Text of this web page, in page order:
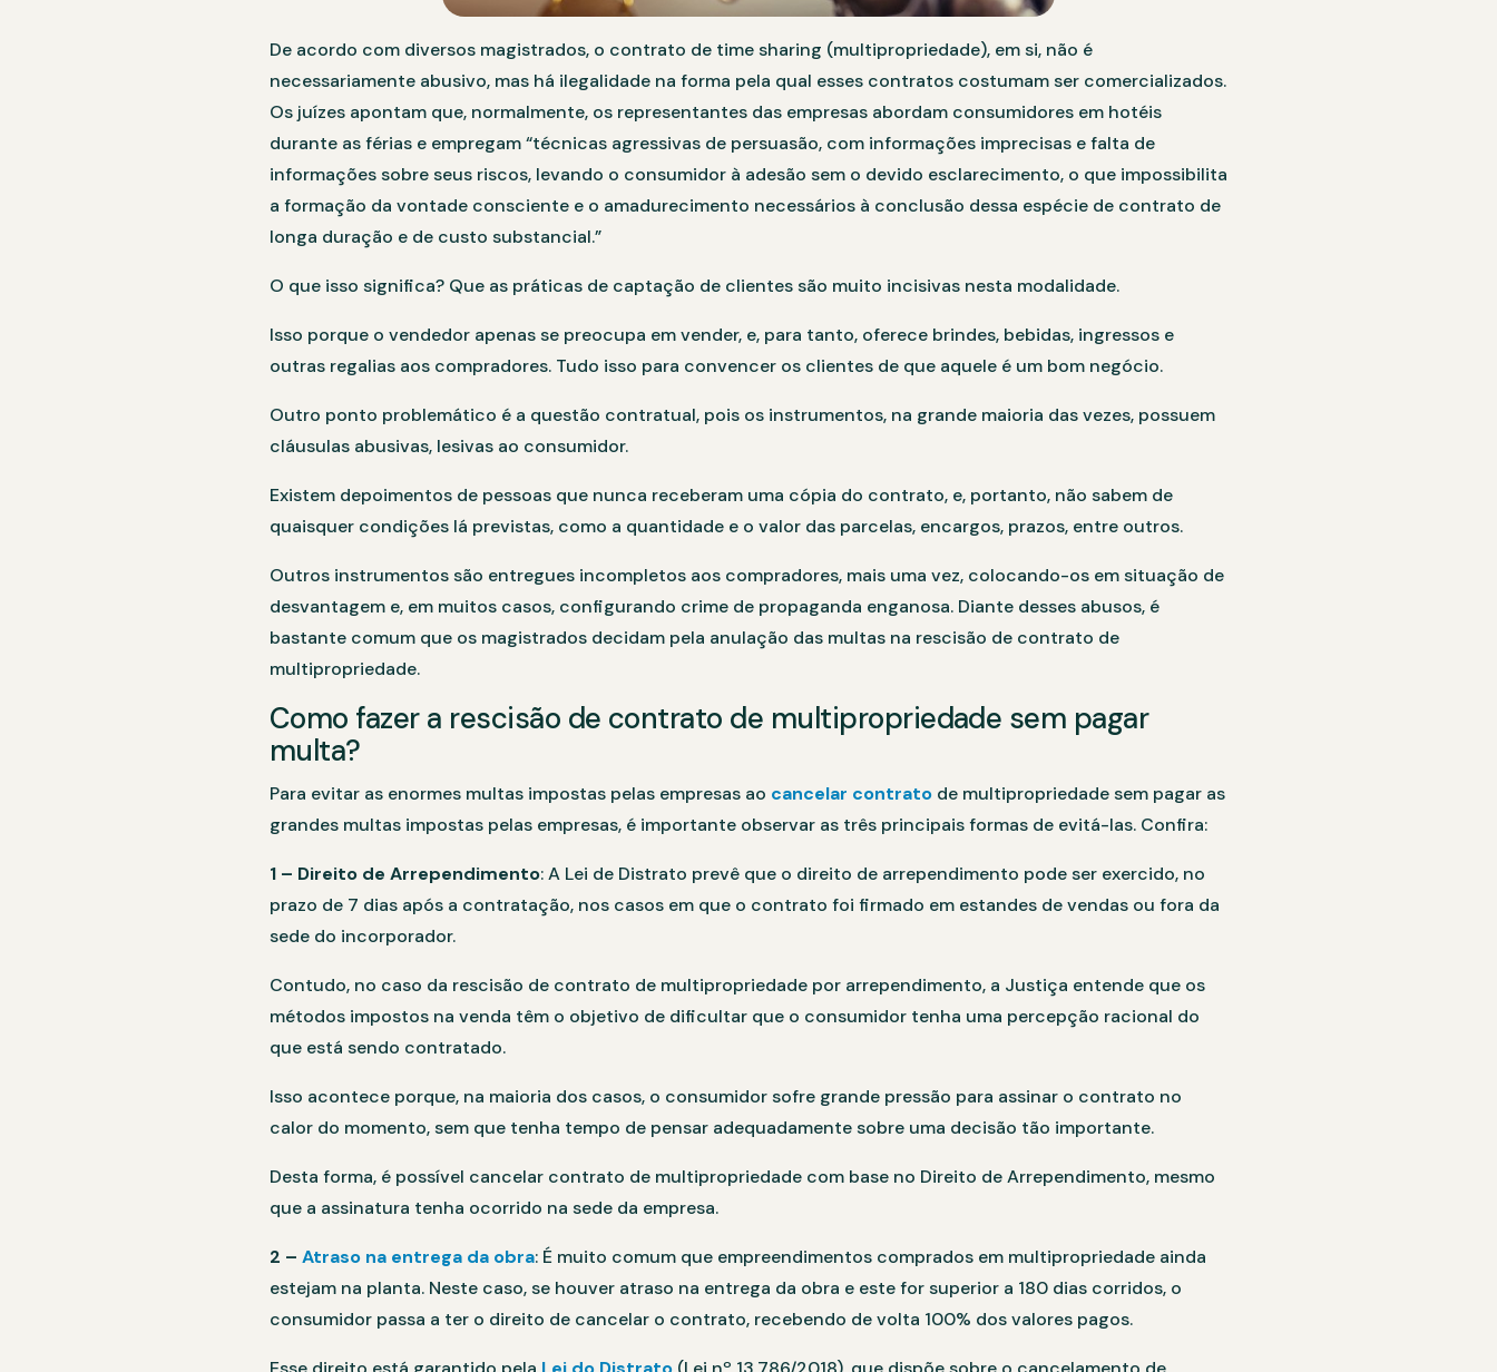
De acordo com diversos magistrados, o contrato de time sharing (multipropriedade), em si, não é
necessariamente abusivo, mas há ilegalidade na forma pela qual esses contratos costumam ser comercializados.
Os juízes apontam que, normalmente, os representantes das empresas abordam consumidores em hotéis
durante as férias e empregam “técnicas agressivas de persuasão, com informações imprecisas e falta de
informações sobre seus riscos, levando o consumidor à adesão sem o devido esclarecimento, o que impossibilita
a formação da vontade consciente e o amadurecimento necessários à conclusão dessa espécie de contrato de
longa duração e de custo substancial.”
O que isso significa? Que as práticas de captação de clientes são muito incisivas nesta modalidade.
Isso porque o vendedor apenas se preocupa em vender, e, para tanto, oferece brindes, bebidas, ingressos e
outras regalias aos compradores. Tudo isso para convencer os clientes de que aquele é um bom negócio.
Outro ponto problemático é a questão contratual, pois os instrumentos, na grande maioria das vezes, possuem
cláusulas abusivas, lesivas ao consumidor.
Existem depoimentos de pessoas que nunca receberam uma cópia do contrato, e, portanto, não sabem de
quaisquer condições lá previstas, como a quantidade e o valor das parcelas, encargos, prazos, entre outros.
Outros instrumentos são entregues incompletos aos compradores, mais uma vez, colocando-os em situação de
desvantagem e, em muitos casos, configurando crime de propaganda enganosa. Diante desses abusos, é
bastante comum que os magistrados decidam pela anulação das multas na rescisão de contrato de
multipropriedade.
Como fazer a rescisão de contrato de multipropriedade sem pagar
multa?
Para evitar as enormes multas impostas pelas empresas ao cancelar contrato de multipropriedade sem pagar as
grandes multas impostas pelas empresas, é importante observar as três principais formas de evitá-las. Confira:
1 – Direito de Arrependimento: A Lei de Distrato prevê que o direito de arrependimento pode ser exercido, no
prazo de 7 dias após a contratação, nos casos em que o contrato foi firmado em estandes de vendas ou fora da
sede do incorporador.
Contudo, no caso da rescisão de contrato de multipropriedade por arrependimento, a Justiça entende que os
métodos impostos na venda têm o objetivo de dificultar que o consumidor tenha uma percepção racional do
que está sendo contratado.
Isso acontece porque, na maioria dos casos, o consumidor sofre grande pressão para assinar o contrato no
calor do momento, sem que tenha tempo de pensar adequadamente sobre uma decisão tão importante.
Desta forma, é possível cancelar contrato de multipropriedade com base no Direito de Arrependimento, mesmo
que a assinatura tenha ocorrido na sede da empresa.
2 – Atraso na entrega da obra: É muito comum que empreendimentos comprados em multipropriedade ainda
estejam na planta. Neste caso, se houver atraso na entrega da obra e este for superior a 180 dias corridos, o
consumidor passa a ter o direito de cancelar o contrato, recebendo de volta 100% dos valores pagos.